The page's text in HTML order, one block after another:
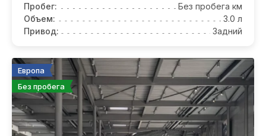
Пробег:
Без пробега км
Объем:
3.0 л
Привод:
Задний
Европа
Без пробега